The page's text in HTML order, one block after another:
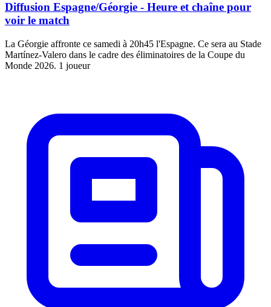
Diffusion Espagne/Géorgie - Heure et chaîne pour
voir le match
La Géorgie affronte ce samedi à 20h45 l'Espagne. Ce sera au Stade
Martínez-Valero dans le cadre des éliminatoires de la Coupe du
Monde 2026. 1 joueur